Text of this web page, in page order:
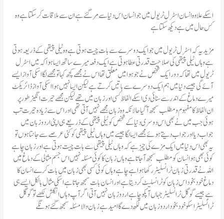
کس حال میں ہے دیکھ سکتا ہے
مزید یہ کہ اسٹرل ٹریول میں جو ایک دوسرے سے بات چیت ہوتی ہے وہ ٹیلی پیتھی کے ذریعہ ہوتی
ہے وہاں ٹیلی پیتھی کی صلاحیت قدرتی عطا ہوتی ہے ایک دفعہ میرے ساتھ ایسا ہوا کہ میں اسٹرل
ٹریول میں تھا کہ دور ایک شخص نے جو ہوا میں معلق تھا اس نے مجھے کچھ کہا تو مجھے لگا اسکی آواز ایسے
آئے گی جیسے دنیا میں ہم ایک دوسرے سے باتیں کرتے ہے لیکن ایسا نہیں ہوا اسکی آواز ڈائریکٹ
میرے دماغ کے اندر سے سنائی دی اسکے الفاظ کسی اور زبان میں تھے لیکن مجھے حیرت انگیز طور پر
ان الفاظ کا مفہوم و مطلب سمجھ آ گیا حالانکہ وہ زبان مجھے نہیں آتی تھی اور اس سے زیادہ حیرت تب
ہوئی جب میں نے بھی اس دوسری دنیا کے شخص کو ٹیلی پیتھی کے ذریعے ہی اپنی اردو زبان میں
جواب دیا اور جواب دیتے ہوئے مجھے ایسا لگا جیسے میں وہاں ٹیلی پیتھی کو کئی عرصے سے جانتا ہوں تو
یہ بھی اس دنیا میں ایک مزے کی چیز ہے کہ وہاں ٹیلی پیتھی سے بات چیت ہوتی ہے اور زبان چاہے
کوئی بھی ہو انسان کو مطلب سمجھ آ جاتا ہے وہاں زبان کا کوئی مسئلہ نہیں اس جسم مثالی کے دماغ میں
اللہ نے قدرتی زبان ٹرانسلیٹر رکھا ہوا ہے چاہے وہاں کوئی کسی بھی زبان میں بات کرے انسان کا
دماغ خودبخود اس زبان کو ٹرانسلیٹ کر دیتا ہے اور انسان بات سمجھ جاتا ہے اسکی مثال بالکل ایسے ہی
ہے جیسے گوگل ٹرانسلیٹر جہاں آپکو چاہے اردو زبان نہیں آتی اگر آپ وہاں انگلش لکھے تو گوگل
ٹرانسلیٹر اسکو خودبخود اردو زبان میں لکھ دے گا امید ہے زبان والا مسئلہ سمجھ گئے ہونگے